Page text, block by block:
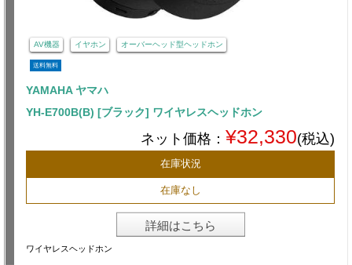
AV機器 イヤホン オーバーヘッド型ヘッドホン
送料無料
YAMAHA ヤマハ
YH-E700B(B) [ブラック] ワイヤレスヘッドホン
ネット価格： ¥32,330(税込)
在庫状況
在庫なし
詳細はこちら
ワイヤレスヘッドホン